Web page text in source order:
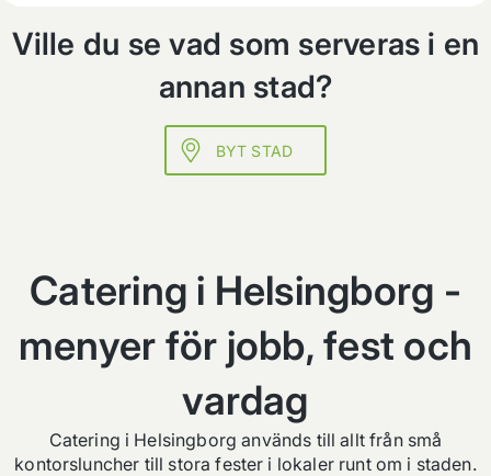
Ville du se vad som serveras i en
annan stad?
BYT STAD
Catering i Helsingborg -
menyer för jobb, fest och
vardag
Catering i Helsingborg används till allt från små
kontorsluncher till stora fester i lokaler runt om i staden.